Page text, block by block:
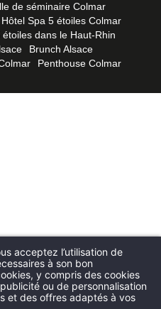
de séminaire Colmar
Hôtel Spa 5 étoiles Colmar
étoiles dans le Haut-Rhin
Brunch Alsace
Penthouse Colmar
Bar et Petit-
Spa
2, Avenue
68000
acceptez l’utilisation de
à son bon
y compris des cookies
ou de personnalisation
et des offres adaptés à vos